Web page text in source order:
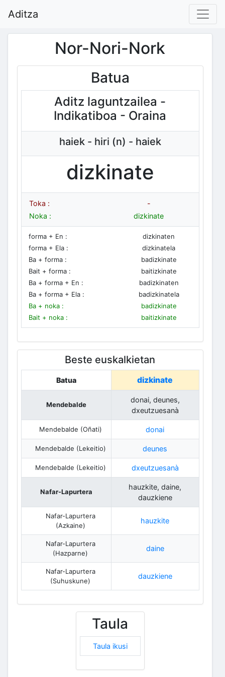
Aditza
Nor-Nori-Nork
Batua
Aditz laguntzailea -
Indikatiboa - Oraina
haiek - hiri (n) - haiek
dizkinate
Toka :
-
Noka :
dizkinate
forma + En :
dizkinaten
forma + Ela :
dizkinatela
Ba + forma :
badizkinate
Bait + forma :
baitizkinate
Ba + forma + En :
badizkinaten
Ba + forma + Ela :
badizkinatela
Ba + noka :
badizkinate
Bait + noka :
baitizkinate
Beste euskalkietan
Batua dizkinate
Mendebalde
donai, deunes,
dxeutzuesanà
Mendebalde (Oñati) donai
Mendebalde (Lekeitio) deunes
Mendebalde (Lekeitio) dxeutzuesanà
Nafar-Lapurtera
hauzkite, daine,
dauzkiene
Nafar-Lapurtera
(Azkaine)
hauzkite
Nafar-Lapurtera
(Hazparne)
daine
Nafar-Lapurtera
(Suhuskune)
dauzkiene
Taula
Taula ikusi